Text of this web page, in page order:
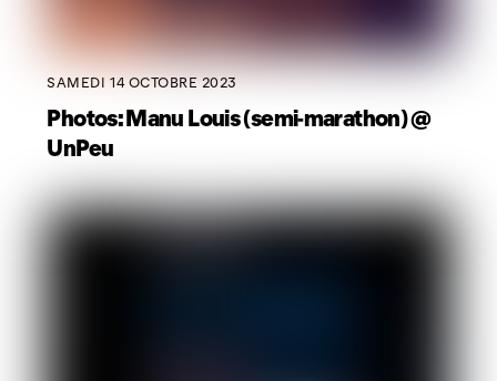
SAMEDI 14 OCTOBRE 2023
Photos: Manu Louis (semi-marathon) @
UnPeu